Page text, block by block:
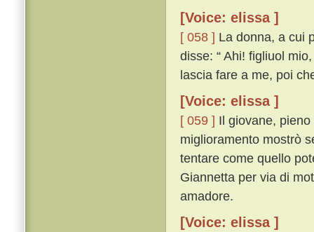
[Voice: elissa ]
[ 058 ] La donna, a cui
disse: “ Ahi! figliuol
lascia fare a me, poi
[Voice: elissa ]
[ 059 ] Il giovane,
miglioramento mostrò
tentare come quello
Giannetta per via di
amadore.
[Voice: elissa ]